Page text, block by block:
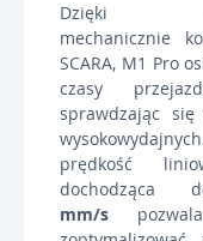
Dzięki
mechanicznie
SCARA, M1 Pro
czasy
sprawdzając
prędkość
mm/s